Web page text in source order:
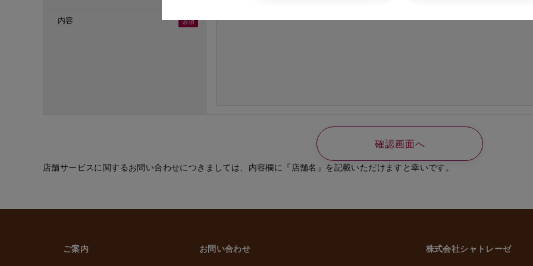
・(１)～(７)に記載した利用目的以外で個人情報を取得または利用する場合は、個別に利用目的を明示
3. 個人情報の第三者への委託・提供について
内容
店舗サービスに関するお問い合わせにつきましては、内容欄に『店舗名』を記載いただけますと幸いです。
ご案内 お問い合わせ 株式会社シャトレーゼ